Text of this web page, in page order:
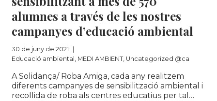
alumnes a través de les nostres
campanyes d’educació ambiental
30 de juny de 2021
Educació ambiental , MEDI AMBIENT, Uncategorized @ca
A Solidança/ Roba Amiga, cada any realitzem
diferents campanyes de sensibilització ambiental i
recollida de roba als centres educatius per tal…